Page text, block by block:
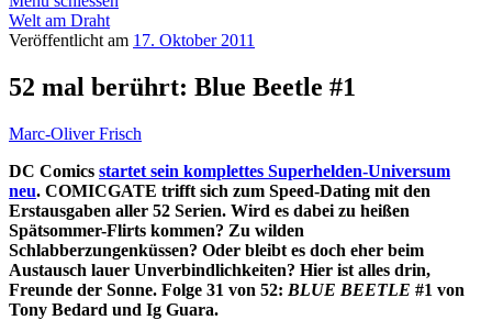
Welt am Draht
Veröffentlicht am 17. Oktober 2011
52 mal berührt: Blue Beetle #1
Marc-Oliver Frisch
DC Comics startet sein komplettes Superhelden-Universum
neu. COMICGATE trifft sich zum Speed-Dating mit den
Erstausgaben aller 52 Serien. Wird es dabei zu heißen
Spätsommer-Flirts kommen? Zu wilden
Schlabberzungenküssen? Oder bleibt es doch eher beim
Austausch lauer Unverbindlichkeiten? Hier ist alles drin,
Freunde der Sonne. Folge 31 von 52: BLUE BEETLE #1 von
Tony Bedard und Ig Guara.